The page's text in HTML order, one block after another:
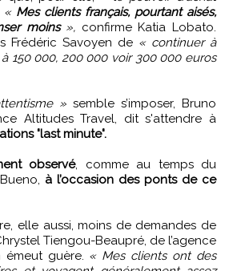
« Mes clients français, pourtant aisés,
moins», confirme Katia Lobato.
Frédéric Savoyen de « continuer à
150 000, 200 000 voir 300 000 euros
» semble s’imposer, Bruno
Altitudes Travel, dit s'attendre à
"last minute".
observé, comme au temps du
à l’occasion des ponts de ce
elle aussi, moins de demandes de
Tiengou-Beaupré, de l’agence
émeut guère. « Mes clients ont des